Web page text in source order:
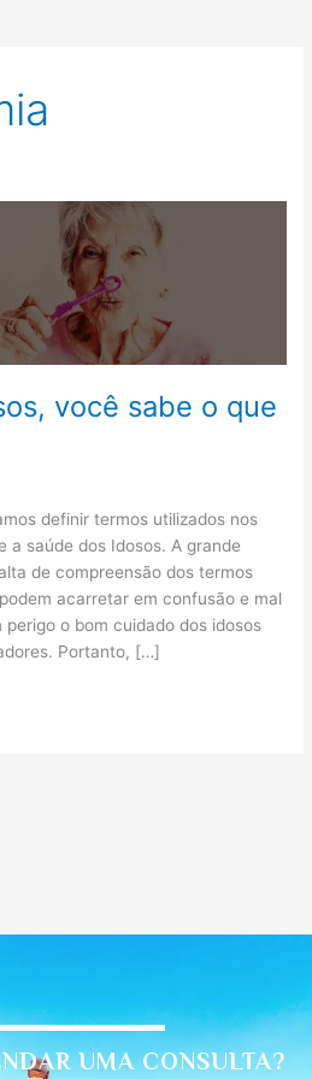
você sabe o que
definir termos utilizados nos
a saúde dos Idosos. A grande
de compreensão dos termos
acarretar em confusão e mal
o bom cuidado dos idosos
Portanto, […]
UMA CONSULTA?